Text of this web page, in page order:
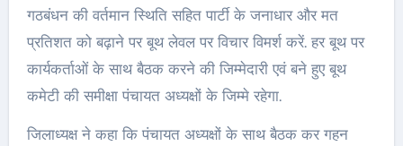
गठबंधन की वर्तमान स्थिति सहित पार्टी के जनाधार और मत
प्रतिशत को बढ़ाने पर बूथ लेवल पर विचार विमर्श करें. हर बूथ पर
कार्यकर्ताओं के साथ बैठक करने की जिम्मेदारी एवं बने हुए बूथ
कमेटी की समीक्षा पंचायत अध्यक्षों के जिम्मे रहेगा.
जिलाध्यक्ष ने कहा कि पंचायत अध्यक्षों के साथ बैठक कर गहन